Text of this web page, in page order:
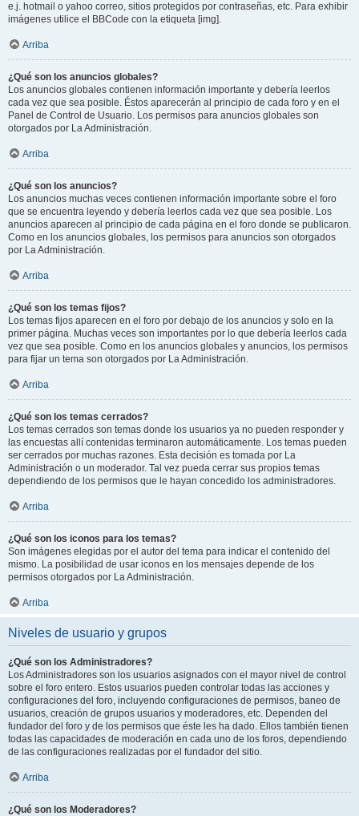
e.j. hotmail o yahoo correo, sitios protegidos por contraseñas, etc. Para exhibir
imágenes utilice el BBCode con la etiqueta [img].
Arriba
¿Qué son los anuncios globales?
Los anuncios globales contienen información importante y debería leerlos
cada vez que sea posible. Éstos aparecerán al principio de cada foro y en el
Panel de Control de Usuario. Los permisos para anuncios globales son
otorgados por La Administración.
Arriba
¿Qué son los anuncios?
Los anuncios muchas veces contienen información importante sobre el foro
que se encuentra leyendo y debería leerlos cada vez que sea posible. Los
anuncios aparecen al principio de cada página en el foro donde se publicaron.
Como en los anuncios globales, los permisos para anuncios son otorgados
por La Administración.
Arriba
¿Qué son los temas fijos?
Los temas fijos aparecen en el foro por debajo de los anuncios y solo en la
primer página. Muchas veces son importantes por lo que debería leerlos cada
vez que sea posible. Como en los anuncios globales y anuncios, los permisos
para fijar un tema son otorgados por La Administración.
Arriba
¿Qué son los temas cerrados?
Los temas cerrados son temas donde los usuarios ya no pueden responder y
las encuestas allí contenidas terminaron automáticamente. Los temas pueden
ser cerrados por muchas razones. Esta decisión es tomada por La
Administración o un moderador. Tal vez pueda cerrar sus propios temas
dependiendo de los permisos que le hayan concedido los administradores.
Arriba
¿Qué son los iconos para los temas?
Son imágenes elegidas por el autor del tema para indicar el contenido del
mismo. La posibilidad de usar iconos en los mensajes depende de los
permisos otorgados por La Administración.
Arriba
Niveles de usuario y grupos
¿Qué son los Administradores?
Los Administradores son los usuarios asignados con el mayor nivel de control
sobre el foro entero. Estos usuarios pueden controlar todas las acciones y
configuraciones del foro, incluyendo configuraciones de permisos, baneo de
usuarios, creación de grupos usuarios y moderadores, etc. Dependen del
fundador del foro y de los permisos que éste les ha dado. Ellos también tienen
todas las capacidades de moderación en cada uno de los foros, dependiendo
de las configuraciones realizadas por el fundador del sitio.
Arriba
¿Qué son los Moderadores?